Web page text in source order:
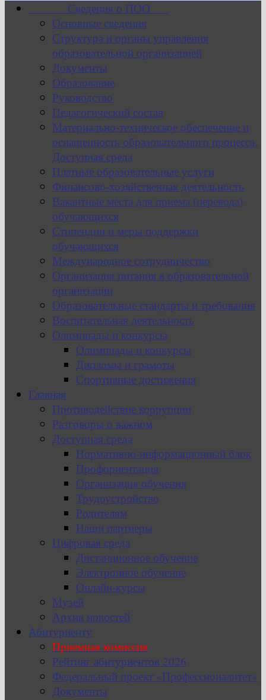
Сведения о ПОО
Основные сведения
Структура и органы управления
образовательной организацией
Документы
Образование
Руководство
Педагогический состав
Материально-техническое обеспечение и
оснащенность образовательного процесса.
Доступная среда
Платные образовательные услуги
Финансово-хозяйственная деятельность
Вакантные места для приема (перевода)
обучающихся
Стипендии и меры поддержки
обучающихся
Международное сотрудничество
Организация питания в образовательной
организации
Образовательные стандарты и требования
Воспитательная деятельность
Олимпиады и конкурсы
Олимпиады и конкурсы
Дипломы и грамоты
Спортивные достижения
Главная
Противодействие коррупции
Разговоры о важном
Доступная среда
Нормативно-информационный блок
Профориентация
Организация обучения
Трудоустройство
Родителям
Наши партнеры
Цифровая среда
Дистанционное обучение
Электронное обучение
Онлайн-курсы
Музей
Архив новостей
Абитуриенту
Приемная комиссия
Рейтинг абитуриентов 2026
Федеральный проект «Профессионалитет»
Документы